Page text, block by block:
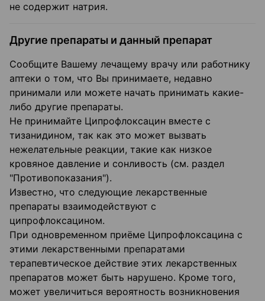
не содержит натрия.
Другие препараты и данный препарат
Сообщите Вашему лечащему врачу или работнику
аптеки о том, что Вы принимаете, недавно
принимали или можете начать принимать какие-
либо другие препараты.
Не принимайте Ципрофлоксацин вместе с
тизанидином, так как это может вызвать
нежелательные реакции, такие как низкое
кровяное давление и сонливость (см. раздел
"Противопоказания").
Известно, что следующие лекарственные
препараты взаимодействуют с
ципрофлоксацином.
При одновременном приёме Ципрофлоксацина с
этими лекарственными препаратами
терапевтическое действие этих лекарственных
препаратов может быть нарушено. Кроме того,
может увеличиться вероятность возникновения